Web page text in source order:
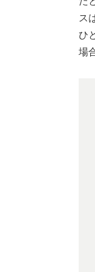
ス
ひ
場